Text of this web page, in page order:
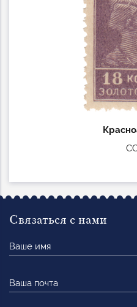
Связаться с нами
имя
почта